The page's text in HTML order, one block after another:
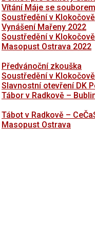
Vítání Máje se
Soustředění v Klokočově
Vynášení Mařeny 2022
Soustředění v Klokočově
Masopust Ostrava 2022
Předvánoční zkouška
Soustředění v
Slavnostní otevření DK
Tábor v Radkově –
Tábot v Radkově –
Masopust Ostrava